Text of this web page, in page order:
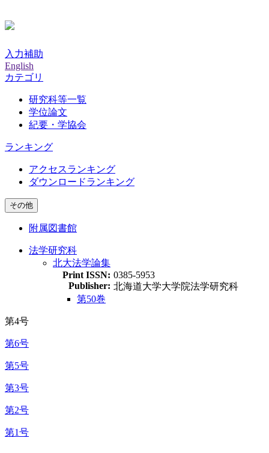
入力補助
English
カテゴリ
研究科等一覧
学位論文
紀要・学協会
ランキング
アクセスランキング
ダウンロードランキング
その他
附属図書館
法学研究科
北大法学論集
Print ISSN: 0385-5953
Publisher: 北海道大学大学院法学研究科
第50巻
第4号
第6号
第5号
第3号
第2号
第1号